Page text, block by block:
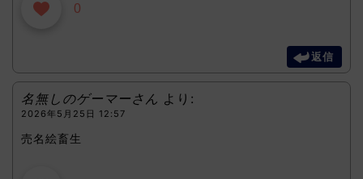
0
返信
名無しのゲーマーさん より:
2026年5月25日 12:57
売名絵畜生